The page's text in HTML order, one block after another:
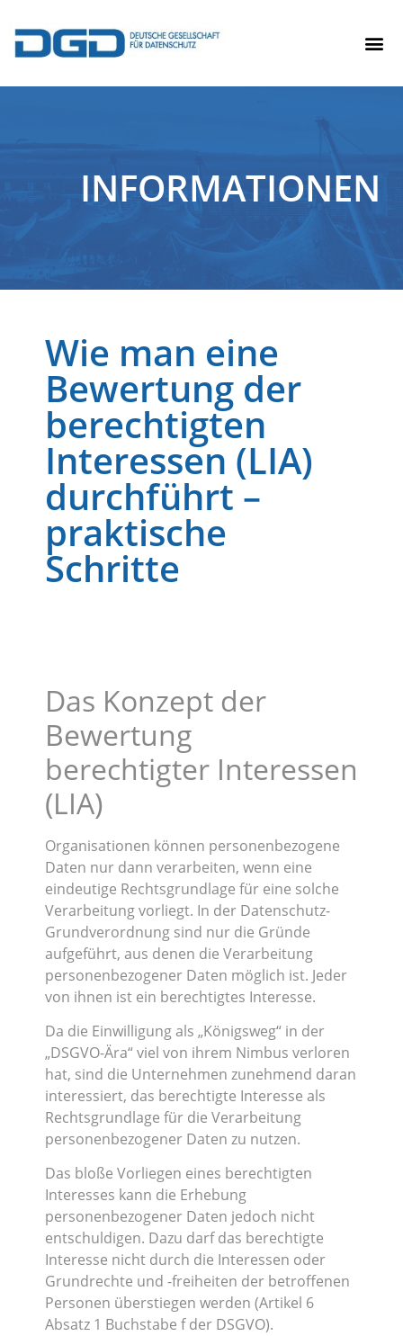
INFORMATIONEN
Wie man eine
Bewertung der
berechtigten
Interessen (LIA)
durchführt –
praktische
Schritte
Das Konzept der
Bewertung
berechtigter Interessen
(LIA)
Organisationen können personenbezogene
Daten nur dann verarbeiten, wenn eine
eindeutige Rechtsgrundlage für eine solche
Verarbeitung vorliegt. In der Datenschutz-
Grundverordnung sind nur die Gründe
aufgeführt, aus denen die Verarbeitung
personenbezogener Daten möglich ist. Jeder
von ihnen ist ein berechtigtes Interesse.
Da die Einwilligung als „Königsweg“ in der
„DSGVO-Ära“ viel von ihrem Nimbus verloren
hat, sind die Unternehmen zunehmend daran
interessiert, das berechtigte Interesse als
Rechtsgrundlage für die Verarbeitung
personenbezogener Daten zu nutzen.
Das bloße Vorliegen eines berechtigten
Interesses kann die Erhebung
personenbezogener Daten jedoch nicht
entschuldigen. Dazu darf das berechtigte
Interesse nicht durch die Interessen oder
Grundrechte und -freiheiten der betroffenen
Personen überstiegen werden (Artikel 6
Absatz 1 Buchstabe f der DSGVO).